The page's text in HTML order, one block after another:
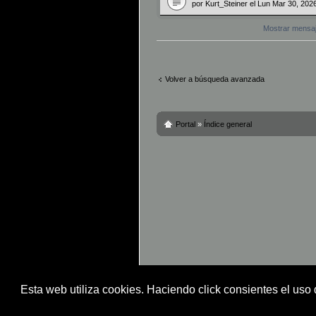
Esta web utiliza cookies. Haciendo click consientes el
por Kurt_Steiner el Lun Mar 30,
Mostrar
Volver a búsqueda avanzada
Portal » Índice general